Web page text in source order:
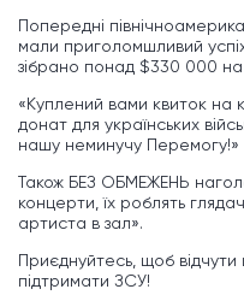
Попередні
мали приголомшливий
зібрано понад $330 000
«Куплений вами квиток
донат для українських
нашу неминучу Перемогу!»
Також БЕЗ ОБМЕЖЕНЬ
концерти, їх роблять
артиста в зал».
Приєднуйтесь, щоб
підтримати ЗСУ!